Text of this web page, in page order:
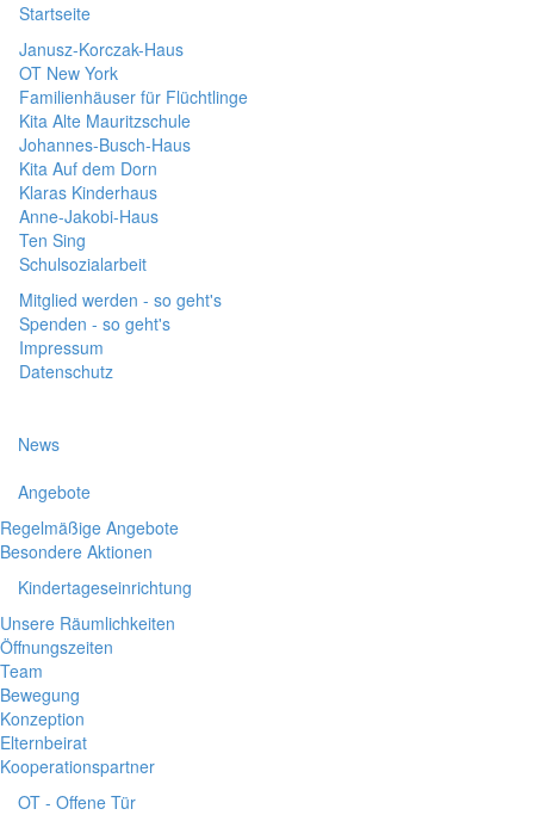
Startseite
Janusz-Korczak-Haus
OT New York
Familienhäuser für Flüchtlinge
Kita Alte Mauritzschule
Johannes-Busch-Haus
Kita Auf dem Dorn
Klaras Kinderhaus
Anne-Jakobi-Haus
Ten Sing
Schulsozialarbeit
Mitglied werden - so geht's
Spenden - so geht's
Impressum
Datenschutz
News
Angebote
Regelmäßige Angebote
Besondere Aktionen
Kindertageseinrichtung
Unsere Räumlichkeiten
Öffnungszeiten
Team
Bewegung
Konzeption
Elternbeirat
Kooperationspartner
OT - Offene Tür